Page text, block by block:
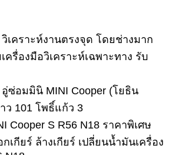
วิเคราะห์งานตรงจุด โดยช่างมาก
รื่องมือวิเคราะห์เฉพาะทาง รับ
อู่ซ่อมมินิ MINI Cooper (โยธิน
101 โพธิ์แก้ว 3
Cooper S R56 N18 ราคาพิเศษ
เกียร์ ล้างเกียร์ เปลี่ยนน้ำมันเครื่อง